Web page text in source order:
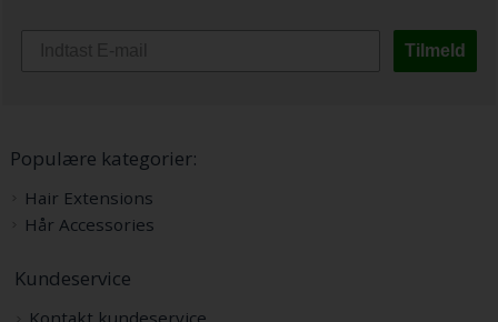
Tilmeld
Populære kategorier:
Hair Extensions
Hår Accessories
Kundeservice